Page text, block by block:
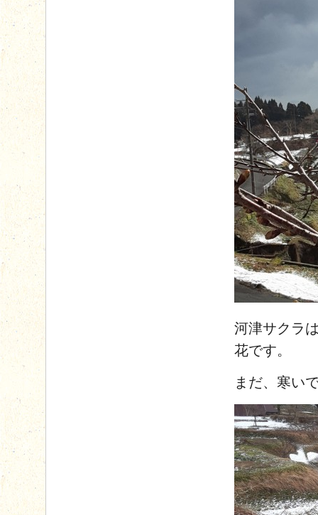
河津サクラ
花です。
まだ、寒い